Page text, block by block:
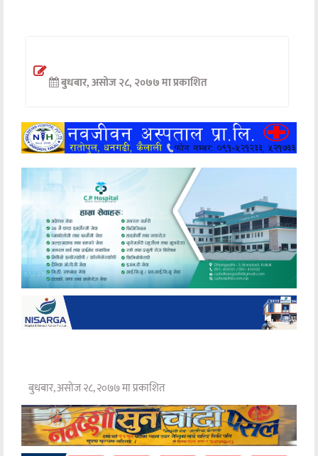
अन्तर्वार्ता
खेलकुद
मनोरञ्जन
अन्य
बुधबार, असोज २८, २०७७ मा प्रकाशित
बुधबार, असोज २८, २०७७ मा प्रकाशित